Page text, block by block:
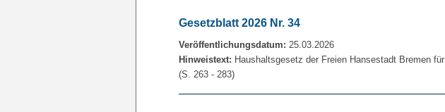
Gesetzblatt 2026 Nr. 34
Veröffentlichungsdatum: 25.03.2026
Hinweistext: Haushaltsgesetz der Freien Hansestadt Bremen
(S. 263 - 283)